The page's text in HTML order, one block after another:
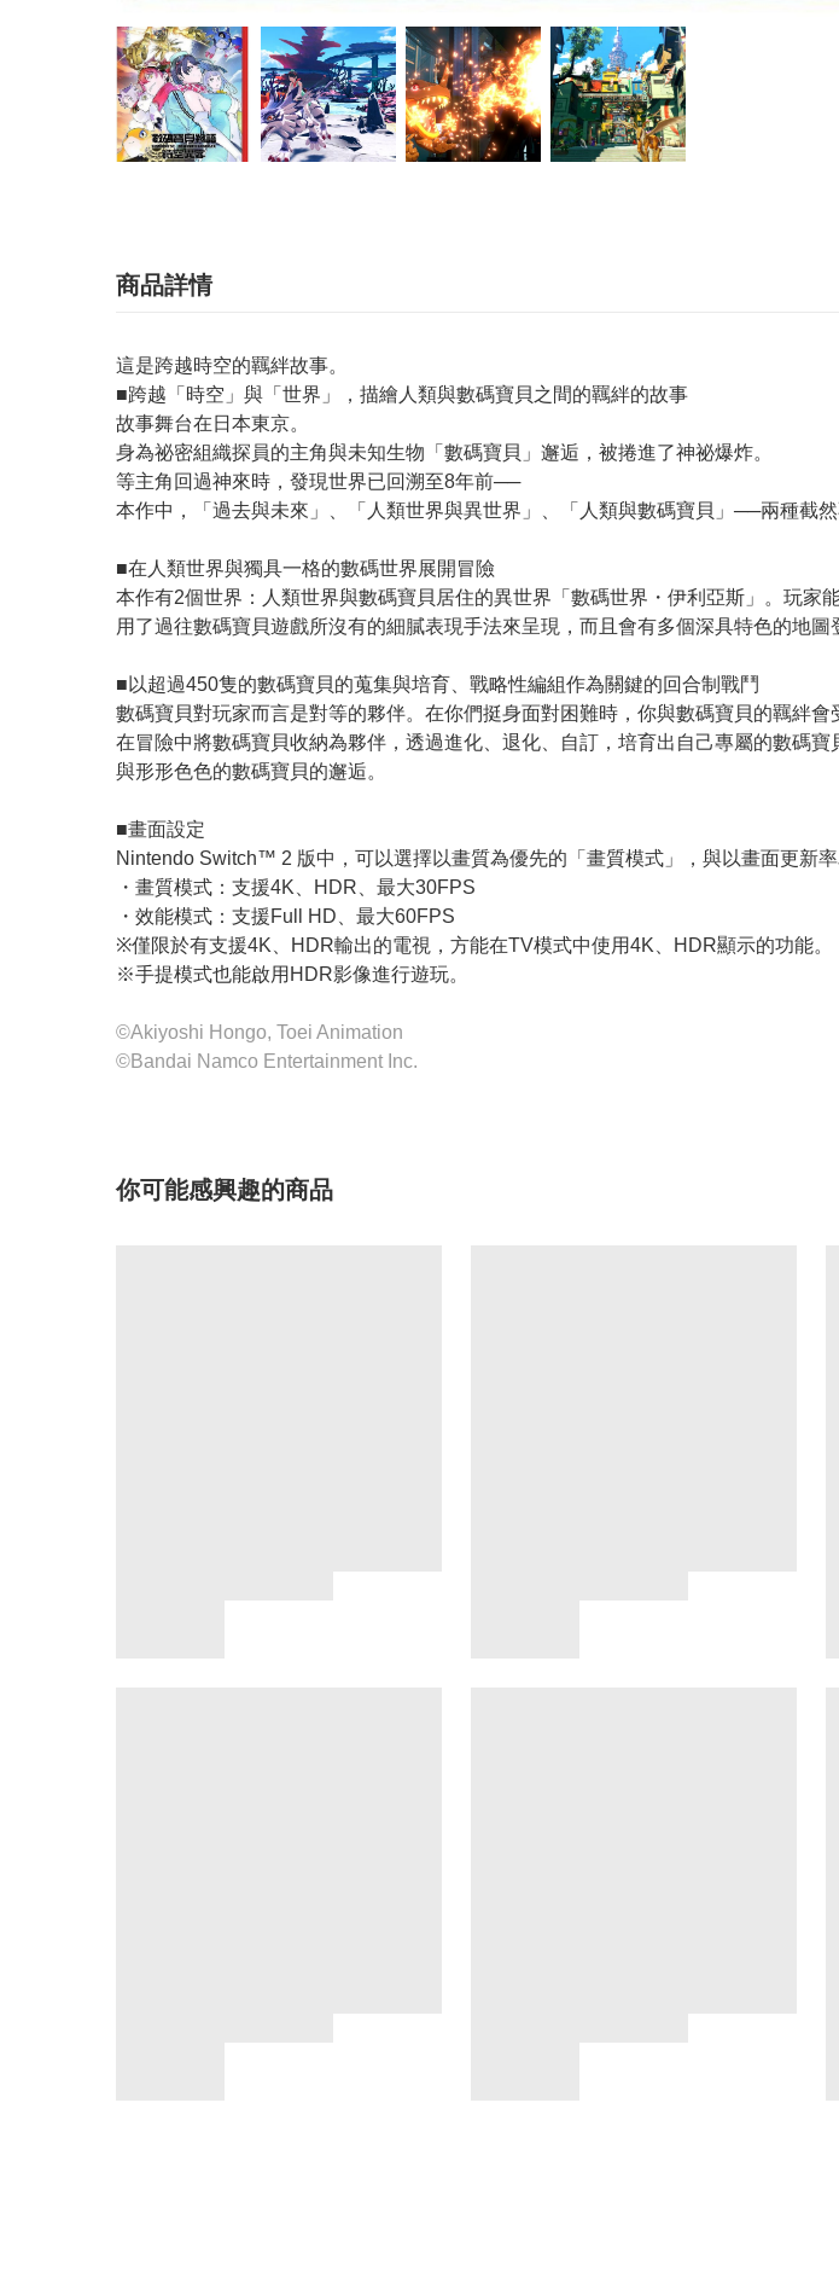
商品詳情
這是跨越時空的羈絆故事。
■跨越「時空」與「世界」，描繪人類與數碼寶貝之間的羈絆的故事
故事舞台在日本東京。
身為祕密組織探員的主角與未知生物「數碼寶貝」邂逅，被捲進了神祕爆炸。
等主角回過神來時，發現世界已回溯至8年前──
本作中，「過去與未來」、「人類世界與異世界」、「人類與數碼寶貝」──兩種截
■在人類世界與獨具一格的數碼世界展開冒險
本作有2個世界：人類世界與數碼寶貝居住的異世界「數碼世界・伊利亞斯」。玩
用了過往數碼寶貝遊戲所沒有的細膩表現手法來呈現，而且會有多個深具特色的地圖
■以超過450隻的數碼寶貝的蒐集與培育、戰略性編組作為關鍵的回合制戰鬥
數碼寶貝對玩家而言是對等的夥伴。在你們挺身面對困難時，你與數碼寶貝的羈絆會
在冒險中將數碼寶貝收納為夥伴，透過進化、退化、自訂，培育出自己專屬的數碼
與形形色色的數碼寶貝的邂逅。
■畫面設定
Nintendo Switch™ 2 版中，可以選擇以畫質為優先的「畫質模式」，與以畫面更新率
・畫質模式：支援4K、HDR、最大30FPS
・效能模式：支援Full HD、最大60FPS
※僅限於有支援4K、HDR輸出的電視，方能在TV模式中使用4K、HDR顯示的功能。
※手提模式也能啟用HDR影像進行遊玩。
©Akiyoshi Hongo, Toei Animation
©Bandai Namco Entertainment Inc.
你可能感興趣的商品